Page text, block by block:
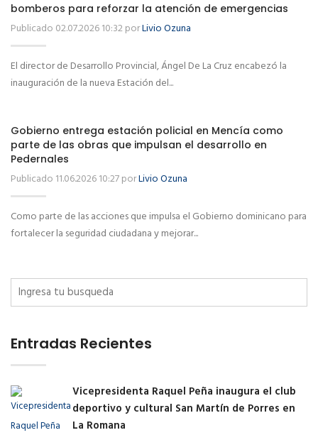
bomberos para reforzar la atención de emergencias
Publicado 02.07.2026 10:32 porLivio Ozuna
El director de Desarrollo Provincial, Ángel De La Cruz encabezó la
inauguración de la nueva Estación del...
Gobierno entrega estación policial en Mencía como
parte de las obras que impulsan el desarrollo en
Pedernales
Publicado 11.06.2026 10:27 porLivio Ozuna
Como parte de las acciones que impulsa el Gobierno dominicano para
fortalecer la seguridad ciudadana y mejorar...
Entradas Recientes
Vicepresidenta Raquel Peña inaugura el club
deportivo y cultural San Martín de Porres en
La Romana